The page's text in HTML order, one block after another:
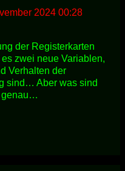
2024 00:28
der Registerkarten
zwei neue Variablen,
Verhalten der
sind… Aber was sind
genau…